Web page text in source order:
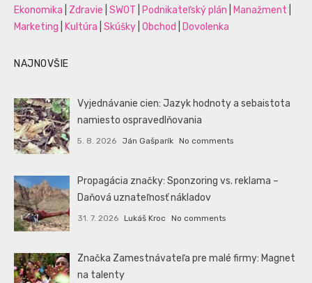
Ekonomika
Zdravie SWOT Podnikateľský plán Manažment
Marketing
Kultúra Skúšky Obchod Dovolenka
NAJNOVŠIE
Vyjednávanie cien: Jazyk hodnoty a sebaistota
namiesto ospravedlňovania
5. 8. 2026 Ján Gašparík No comments
Propagácia značky: Sponzoring vs. reklama –
Daňová uznateľnosť nákladov
31. 7. 2026 Lukáš Kroc No comments
Značka Zamestnávateľa pre malé firmy: Magnet
na talenty